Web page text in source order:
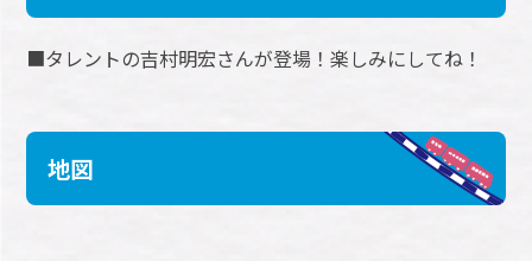
■タレントの吉村明宏さんが登場！楽しみにしてね！
地図